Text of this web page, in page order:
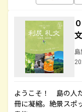
島
ようこそ！ 島の人
冊に凝縮。絶景スポ